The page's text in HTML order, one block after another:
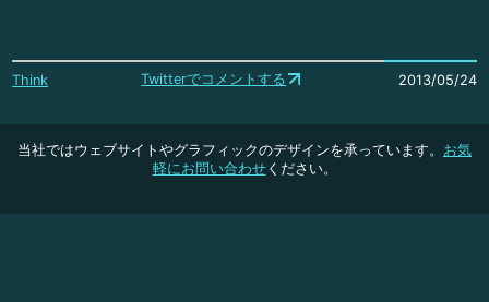
Think Twitterでコメントする 2013/05/24
当社ではウェブサイトやグラフィックのデザインを承っています。 お気
軽にお問い合わせください。